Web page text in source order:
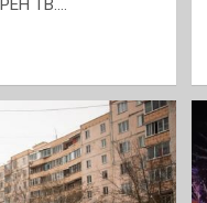
ТВ.…